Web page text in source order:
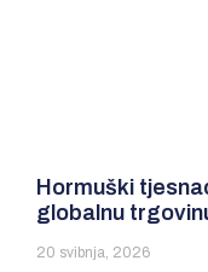
Hormuški
globalnu
20 svibnja, 2026